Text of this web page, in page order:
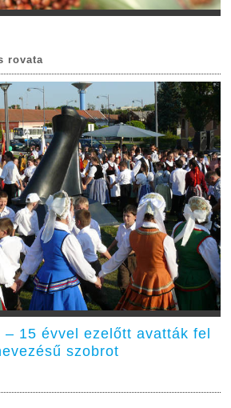
rovata
– 15 évvel ezelőtt avatták fel
szobrot